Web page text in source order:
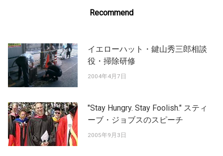
Recommend
イエローハット・鍵山秀三郎相談
役・掃除研修
2004年4月7日
"Stay Hungry. Stay Foolish." スティ
ーブ・ジョブスのスピーチ
2005年9月3日